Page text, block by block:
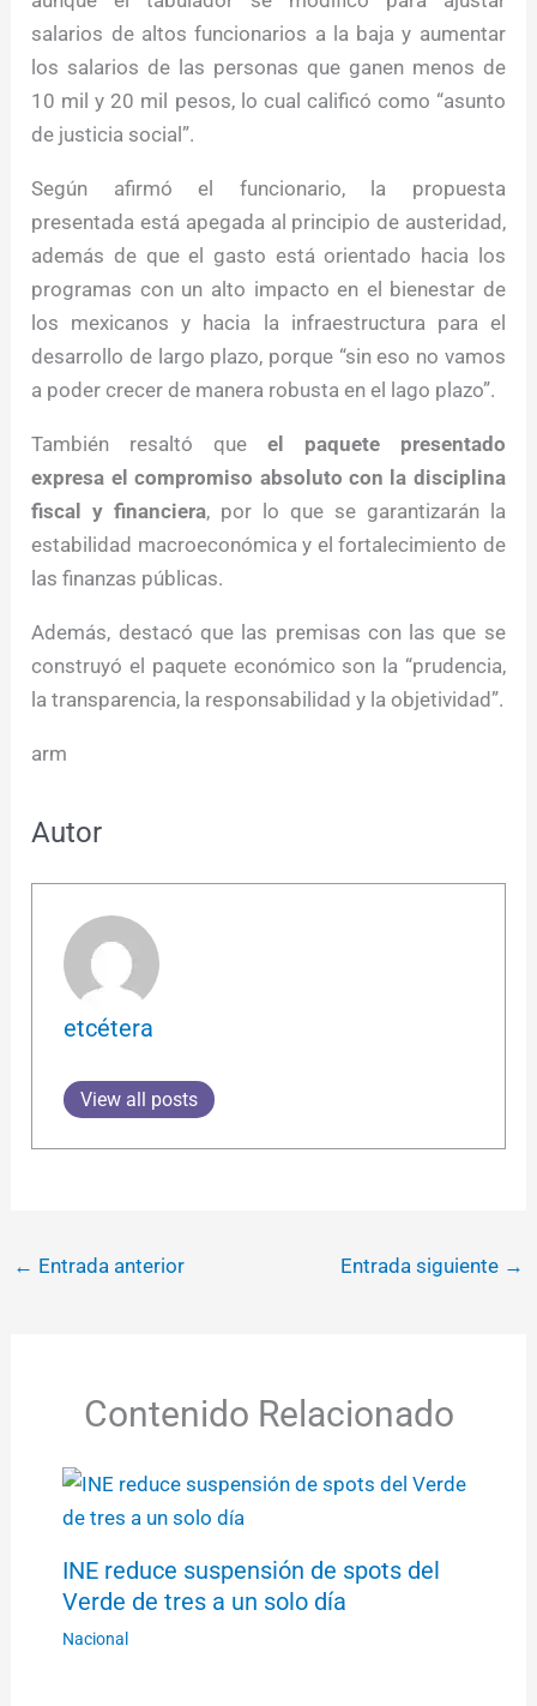
salarios de altos funcionarios a la baja y aumentar
los salarios de las personas que ganen menos de
10 mil y 20 mil pesos, lo cual calificó como “asunto
de justicia social”.
Según afirmó el funcionario, la propuesta
presentada está apegada al principio de austeridad,
además de que el gasto está orientado hacia los
programas con un alto impacto en el bienestar de
los mexicanos y hacia la infraestructura para el
desarrollo de largo plazo, porque “sin eso no vamos
a poder crecer de manera robusta en el lago plazo”.
También resaltó que el paquete presentado
expresa el compromiso absoluto con la disciplina
fiscal y financiera, por lo que se garantizarán la
estabilidad macroeconómica y el fortalecimiento de
las finanzas públicas.
Además, destacó que las premisas con las que se
construyó el paquete económico son la “prudencia,
la transparencia, la responsabilidad y la objetividad”.
arm
Autor
etcétera
View all posts
← Entrada anterior Entrada siguiente →
Contenido Relacionado
INE reduce suspensión de spots del
Verde de tres a un solo día
Nacional